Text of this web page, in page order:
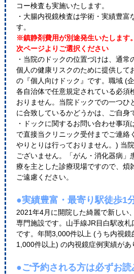
コー検査も実施いたします。
・大腸内視鏡検査は学術・実績豊富
す。
※鎮静剤費用が別途発生いたします
次ページよりご選択ください
・当院のドックの位置づけは、通常
個人の健康リスクのために提供して
の『個人向けドック』です。職域 (
各自治体で任意規定されている必須
おりません。当院ドックでの一つひ
に合致しているかどうかは、ご自身
・ドックに関するお問い合わせ事
で直接当クリニック受付までご連絡
やりとりは行っておりません。) 当
ございません。「がん・消化器病」
療を主とした診療現場ですので、煩
ご遠慮ください。
●実績豊富・最寄り駅徒歩1
2021年4月に開院した綺麗で新しい
専門施設です。山手線JR目白駅改
です。年間3,000件以上 (うち内視
1,000件以上) の内視鏡症例実績があ
●ご予約される方は必ずお